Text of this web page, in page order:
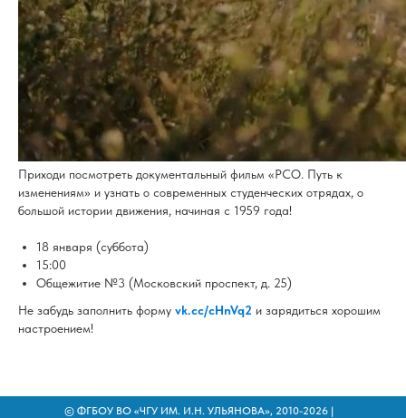
Приходи посмотреть документальный фильм «РСО. Путь к
изменениям» и узнать о современных студенческих отрядах, о
большой истории движения, начиная с 1959 года!
18 января (суббота)
15:00
Общежитие №3 (Московский проспект, д. 25)
Не забудь заполнить форму vk.cc/cHnVq2 и зарядиться хорошим
настроением!
© ФГБОУ ВО «ЧГУ ИМ. И.Н. УЛЬЯНОВА», 2010-2026 |